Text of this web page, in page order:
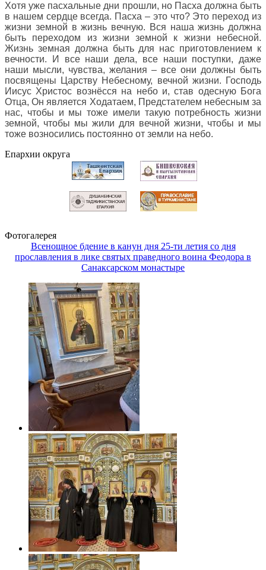
Хотя уже пасхальные дни прошли, но Пасха должна быть
в нашем сердце всегда. Пасха – это что? Это переход из
жизни земной в жизнь вечную. Вся наша жизнь должна
быть переходом из жизни земной к жизни небесной.
Жизнь земная должна быть для нас приготовлением к
вечности. И все наши дела, все наши поступки, даже
наши мысли, чувства, желания – все они должны быть
посвящены Царству Небесному, вечной жизни. Господь
Иисус Христос вознёсся на небо и, став одесную Бога
Отца, Он является Ходатаем, Предстателем небесным за
нас, чтобы и мы тоже имели такую потребность жизни
земной, чтобы мы жили для вечной жизни, чтобы и мы
тоже возносились постоянно от земли на небо.
Епархии округа
Фотогалерея
Всенощное бдение в канун дня 25-ти летия со дня
прославления в лике святых праведного воина Феодора в
Санаксарском монастыре